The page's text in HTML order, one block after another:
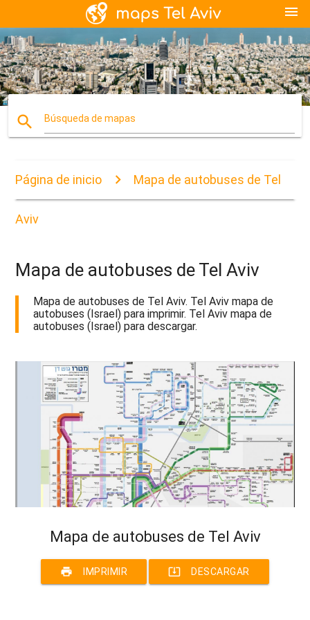
menu
search Búsqueda de mapas
Página de inicio Mapa de autobuses de Tel
Aviv
Mapa de autobuses de Tel Aviv
Mapa de autobuses de Tel Aviv. Tel Aviv mapa de
autobuses (Israel) para imprimir. Tel Aviv mapa de
autobuses (Israel) para descargar.
Mapa de autobuses de Tel Aviv
print IMPRIMIR system_update_alt DESCARGAR